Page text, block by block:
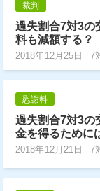
裁判
過失割合7対3
料も減額する？
2018年12月25日 7
慰謝料
過失割合7対3
金を得るために
2018年12月21日 7